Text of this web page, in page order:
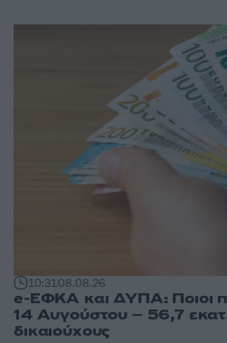
10:3108.08.26
e-ΕΦΚΑ και ΔΥΠΑ: Ποιοι
14 Αυγούστου – 56,7
δικαιούχους